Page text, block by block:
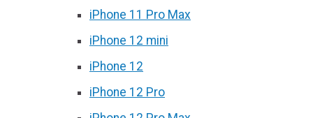
iPhone 11 Pro Max
iPhone 12 mini
iPhone 12
iPhone 12 Pro